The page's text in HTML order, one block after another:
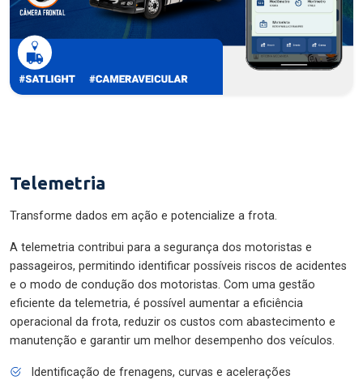
Telemetria
Transforme dados em ação e potencialize a frota.
A telemetria contribui para a segurança dos motoristas e
passageiros, permitindo identificar possíveis riscos de acidentes
e o modo de condução dos motoristas. Com uma gestão
eficiente da telemetria, é possível aumentar a eficiência
operacional da frota, reduzir os custos com abastecimento e
manutenção e garantir um melhor desempenho dos veículos.
Identificação de frenagens, curvas e acelerações